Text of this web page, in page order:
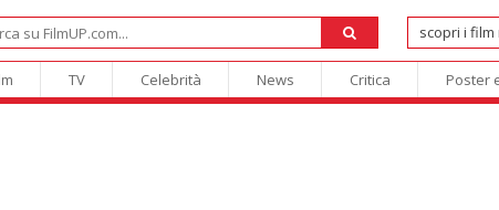
TV Celebrità News Critica Poster